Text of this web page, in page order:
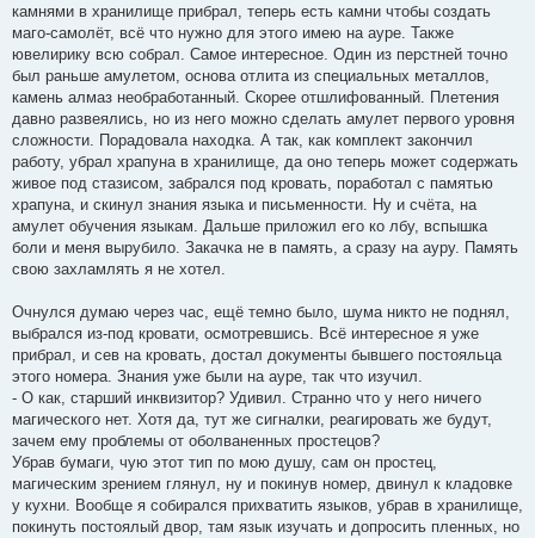
камнями в хранилище прибрал, теперь есть камни чтобы создать
маго-самолёт, всё что нужно для этого имею на ауре. Также
ювелирику всю собрал. Самое интересное. Один из перстней точно
был раньше амулетом, основа отлита из специальных металлов,
камень алмаз необработанный. Скорее отшлифованный. Плетения
давно развеялись, но из него можно сделать амулет первого уровня
сложности. Порадовала находка. А так, как комплект закончил
работу, убрал храпуна в хранилище, да оно теперь может содержать
живое под стазисом, забрался под кровать, поработал с памятью
храпуна, и скинул знания языка и письменности. Ну и счёта, на
амулет обучения языкам. Дальше приложил его ко лбу, вспышка
боли и меня вырубило. Закачка не в память, а сразу на ауру. Память
свою захламлять я не хотел.
Очнулся думаю через час, ещё темно было, шума никто не поднял,
выбрался из-под кровати, осмотревшись. Всё интересное я уже
прибрал, и сев на кровать, достал документы бывшего постояльца
этого номера. Знания уже были на ауре, так что изучил.
- О как, старший инквизитор? Удивил. Странно что у него ничего
магического нет. Хотя да, тут же сигналки, реагировать же будут,
зачем ему проблемы от оболваненных простецов?
Убрав бумаги, чую этот тип по мою душу, сам он простец,
магическим зрением глянул, ну и покинув номер, двинул к кладовке
у кухни. Вообще я собирался прихватить языков, убрав в хранилище,
покинуть постоялый двор, там язык изучать и допросить пленных, но